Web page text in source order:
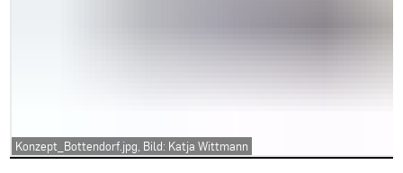
Konzept_Bottendorf.jpg, Bild: Katja Wittmann